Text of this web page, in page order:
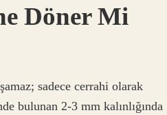
Döner Mi
sadece cerrahi olarak
bulunan 2-3 mm kalınlığında